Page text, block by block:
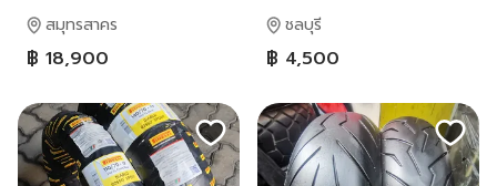
สมุทรสาคร
฿ 18,900
ชลบุรี
฿ 4,500